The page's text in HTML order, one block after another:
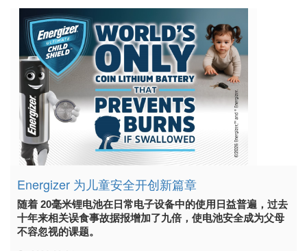
Energizer 为儿童安全开创新篇章
随着 20毫米锂电池在日常电子设备中的使用日益普遍，过去
十年来相关误食事故据报增加了九倍，使电池安全成为父母
不容忽视的课题。